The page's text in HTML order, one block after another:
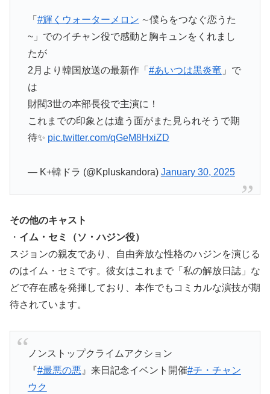
「 #輝くウォーターメロン ∼僕らをつなぐ恋うた
~」でのイチャン役で感動と胸キュンをくれまし
たが
2月より韓国放送の最新作「 #あいつは黒炎竜 」で
は
財閥3世の本部長役で主演に！
これまでの印象とは違う面がまた見られそうで期
待✨ pic.twitter.com/qGeM8HxiZD
— K+韓ドラ (@Kpluskandora) January 30, 2025
その他のキャスト
・ イム・セミ（ソ・ハジン役）
スジョンの親友であり、自由奔放な性格のハジンを演じる
のはイム・セミです。彼女はこれまで「私の解放日誌」な
どで存在感を発揮しており、本作でもコミカルな演技が期
待されています。
ノンストップクライムアクション
『#最悪の悪 』来日記念イベント開催#チ・チャン
ウク